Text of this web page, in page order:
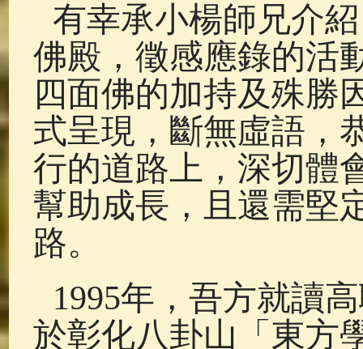
有幸承小楊師兄介
佛殿，徵感應錄的活
四面佛的加持及殊勝
式呈現，斷無虛語，
行的道路上，深切體
幫助成長，且還需堅
路。
1995年，吾方就讀
於彰化八卦山「東方